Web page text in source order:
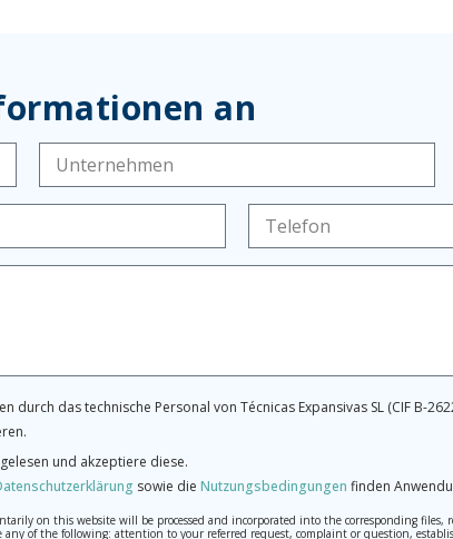
an
das technische Personal von Técnicas Expansivas SL (CIF B-
gelesen und akzeptiere diese.
sowie die Nutzungsbedingungen finden
on this website will be processed and incorporated into the corresponding files,
any of the following: attention to your referred request, complaint or question,